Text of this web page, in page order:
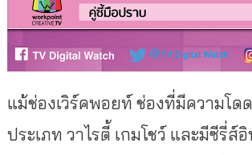
แม้ช่องเวิร์คพอยท์ ช่องที่มีความโด
ประเภท วาไรตี้ เกมโชว์ และมีซีรี่ส์